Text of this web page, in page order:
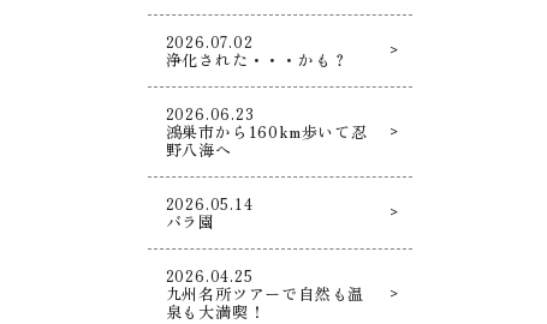
2026.07.02
浄化された・・・かも？
2026.06.23
鴻巣市から160km歩いて忍
野八海へ
2026.05.14
バラ園
2026.04.25
九州名所ツアーで自然も温
泉も大満喫！